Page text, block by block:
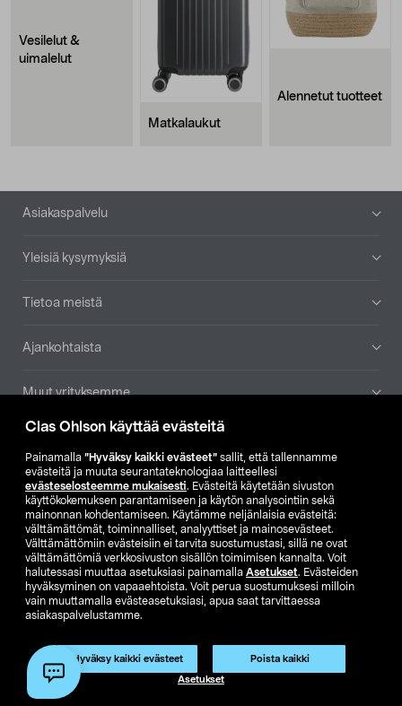
Clas Ohlson käyttää evästeitä
Painamalla ”Hyväksy kaikki evästeet” sallit, että tallennamme
evästeitä ja muuta seurantateknologiaa laitteellesi
evästeselosteemme mukaisesti. Evästeitä käytetään sivuston
käyttökokemuksen parantamiseen ja käytön analysointiin sekä
mainonnan kohdentamiseen. Käytämme neljänlaisia evästeitä:
välttämättömät, toiminnalliset, analyyttiset ja mainosevästeet.
Välttämättömiin evästeisiin ei tarvita suostumustasi, sillä ne ovat
välttämättömiä verkkosivuston sisällön toimimisen kannalta. Voit
halutessasi muuttaa asetuksiasi painamalla Asetukset. Evästeiden
hyväksyminen on vapaaehtoista. Voit perua suostumuksesi milloin
vain muuttamalla evästeasetuksiasi, apua saat tarvittaessa
asiakaspalvelustamme.
Hyväksy kaikki evästeet Poista kaikki
Asetukset
Vesilelut &
uimalelut
Matkalaukut
Alennetut tuotteet
Alatunniste
Asiakaspalvelu
Yleisiä kysymyksiä
Tietoa meistä
Ajankohtaista
Muut yrityksemme
Etsi myymälä
SE NO FI
FI SV
Näytä hinnat ilman ALV:a